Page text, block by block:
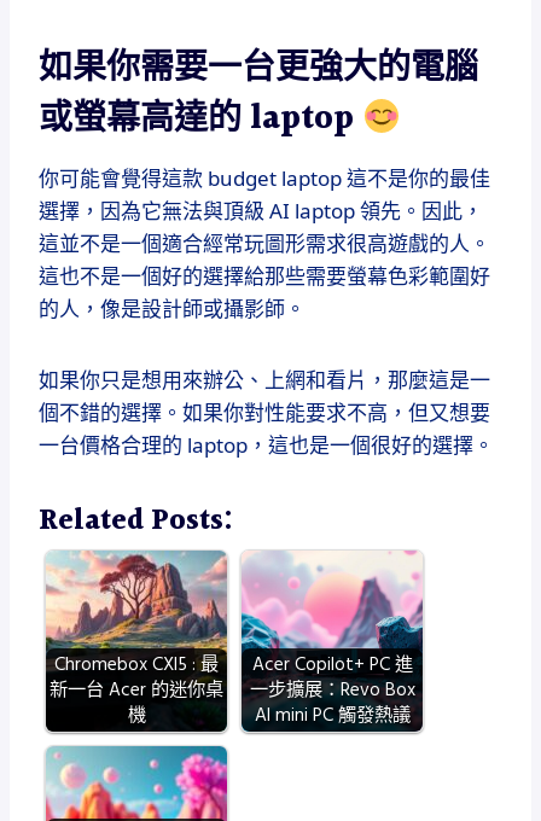
如果你需要一台更強大的電腦
或螢幕高達的 laptop
你可能會覺得這款 budget laptop 這不是你的最佳
選擇，因為它無法與頂級 AI laptop 領先。因此，
這並不是一個適合經常玩圖形需求很高遊戲的人。
這也不是一個好的選擇給那些需要螢幕色彩範圍好
的人，像是設計師或攝影師。
如果你只是想用來辦公、上網和看片，那麼這是一
個不錯的選擇。如果你對性能要求不高，但又想要
一台價格合理的 laptop，這也是一個很好的選擇。
Related Posts:
Chromebox CXI5 : 最
新一台 Acer 的迷你桌
機
Acer Copilot+ PC 進
一步擴展：Revo Box
AI mini PC 觸發熱議